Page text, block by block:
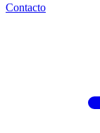
Contacto